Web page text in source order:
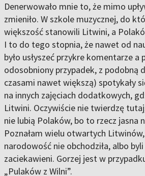
Denerwowało mnie to, że mimo
zmieniło. W szkole muzycznej, do
większość stanowili Litwini, a
I to do tego stopnia, że nawet od
było usłyszeć przykre komentarze
odosobniony przypadek, z podobną
czasami nawet większą) spotykały
na innych zajęciach dodatkowych,
Litwini. Oczywiście nie twierdzę
nie lubią Polaków, bo to rzecz jasna
Poznałam wielu otwartych
narodowość nie obchodziła, albo
zaciekawieni. Gorzej jest w
„Pulaków z Wilni”.